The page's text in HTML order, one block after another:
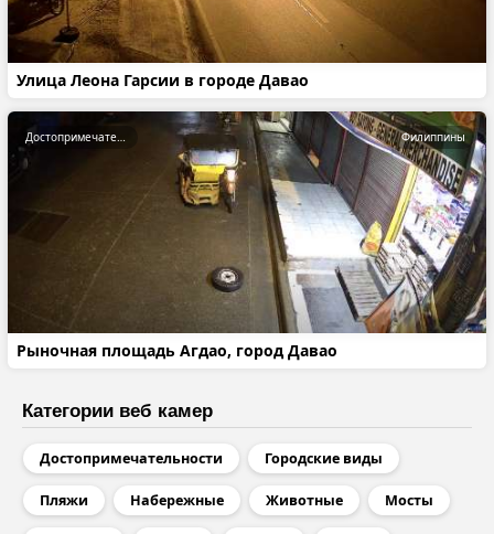
Улица Леона Гарсии в городе Давао
Рыночная площадь Агдао, город Давао
Достопримечательности Филиппины
Категории веб камер
Достопримечательности Городские виды
Пляжи Набережные Животные Мосты